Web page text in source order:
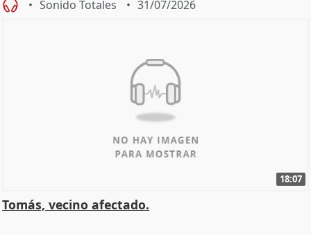
Sonido Totales 31/07/2026
18:07
Tomás, vecino afectado.